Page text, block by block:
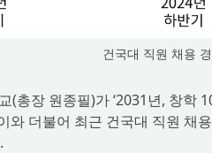
건국대 직원 채용
(총장 원종필)가 ‘2031년, 창학
와 더불어 최근 건국대 직원 채